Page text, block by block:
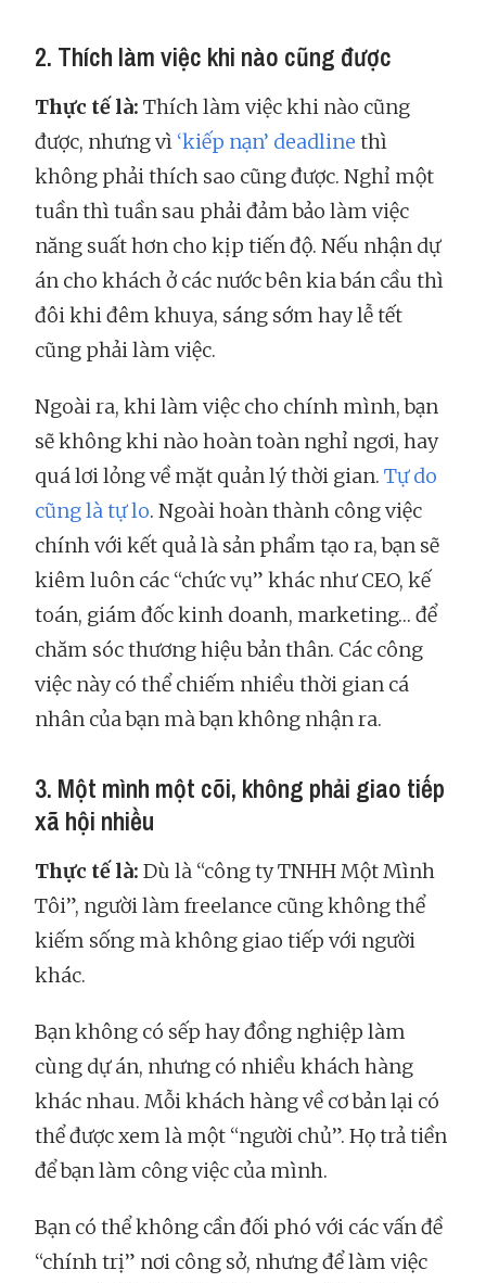
2. Thích làm việc khi nào cũng được
Thực tế là: Thích làm việc khi nào cũng
được, nhưng vì ‘kiếp nạn’ deadline thì
không phải thích sao cũng được. Nghỉ một
tuần thì tuần sau phải đảm bảo làm việc
năng suất hơn cho kịp tiến độ. Nếu nhận dự
án cho khách ở các nước bên kia bán cầu thì
đôi khi đêm khuya, sáng sớm hay lễ tết
cũng phải làm việc.
Ngoài ra, khi làm việc cho chính mình, bạn
sẽ không khi nào hoàn toàn nghỉ ngơi, hay
quá lơi lỏng về mặt quản lý thời gian. Tự do
cũng là tự lo. Ngoài hoàn thành công việc
chính với kết quả là sản phẩm tạo ra, bạn sẽ
kiêm luôn các “chức vụ” khác như CEO, kế
toán, giám đốc kinh doanh, marketing… để
chăm sóc thương hiệu bản thân. Các công
việc này có thể chiếm nhiều thời gian cá
nhân của bạn mà bạn không nhận ra.
3. Một mình một cõi, không phải giao tiếp
xã hội nhiều
Thực tế là: Dù là “công ty TNHH Một Mình
Tôi”, người làm freelance cũng không thể
kiếm sống mà không giao tiếp với người
khác.
Bạn không có sếp hay đồng nghiệp làm
cùng dự án, nhưng có nhiều khách hàng
khác nhau. Mỗi khách hàng về cơ bản lại có
thể được xem là một “người chủ”. Họ trả tiền
để bạn làm công việc của mình.
Bạn có thể không cần đối phó với các vấn đề
“chính trị” nơi công sở, nhưng để làm việc